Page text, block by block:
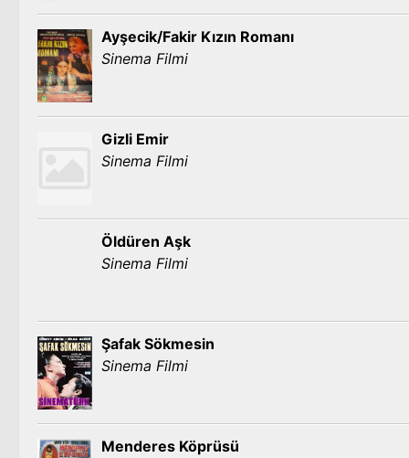
Ayşecik/Fakir Kızın Romanı
Sinema Filmi
Gizli Emir
Sinema Filmi
Öldüren Aşk
Sinema Filmi
Şafak Sökmesin
Sinema Filmi
Menderes Köprüsü